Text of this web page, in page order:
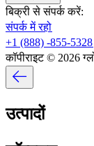
बिक्री से संपर्क करें:​​
संपर्क में रहो​​
+1 (888) -855-5328​​
कॉपीराइट © 2026
उत्पादों​​